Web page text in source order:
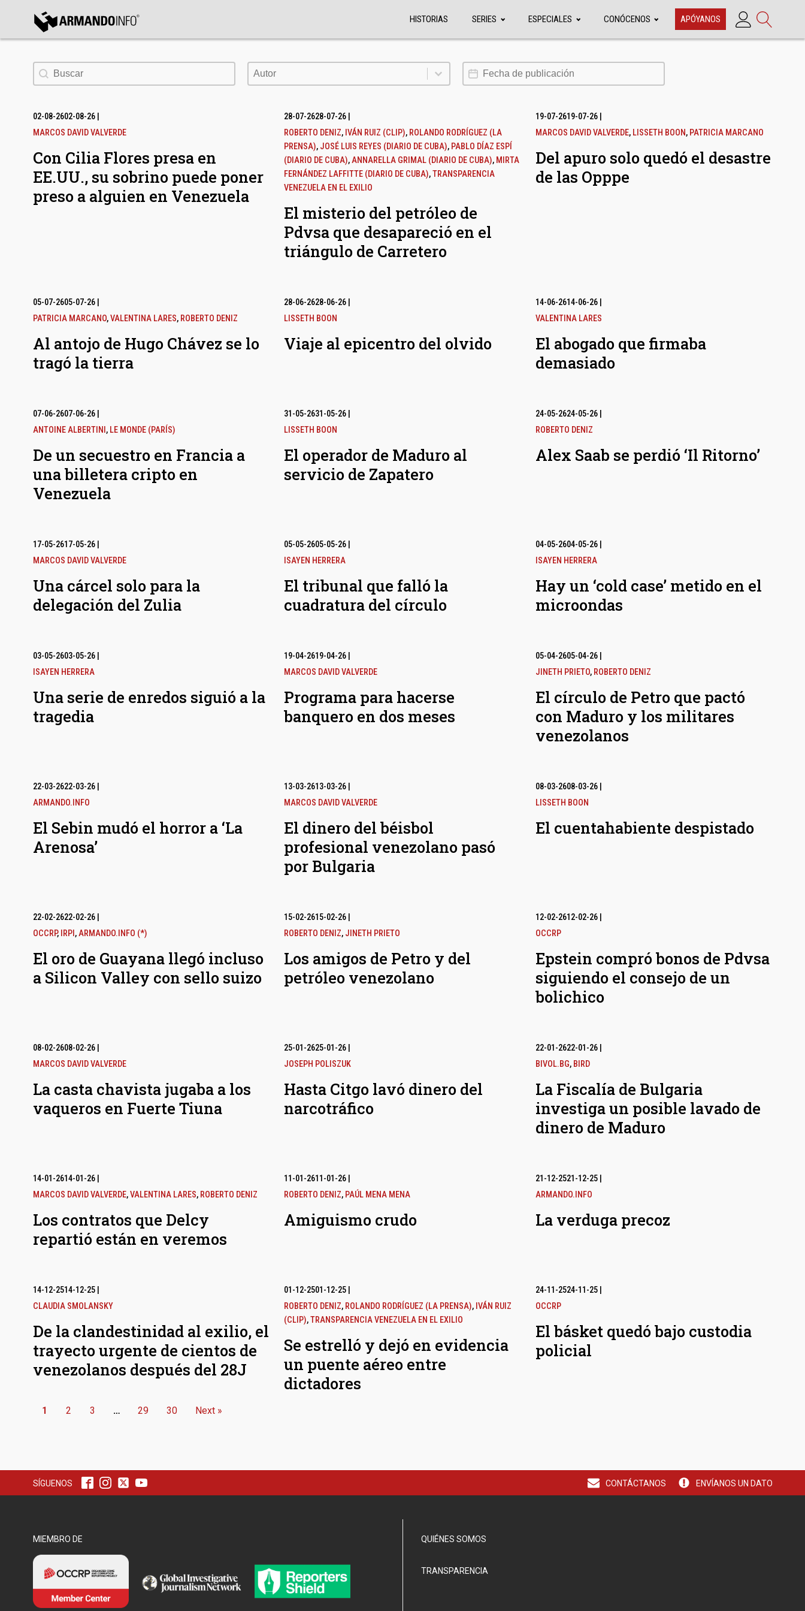
HISTORIAS SERIES ESPECIALES CONÓCENOS APÓYANOS
Buscar Autor
Autor Fecha de publicación
02-08-2602-08-26|
MARCOS DAVID VALVERDE
Con Cilia Flores presa en
EE.UU., su sobrino puede poner
preso a alguien en Venezuela
28-07-2628-07-26
ROBERTO DENIZ, IVÁN RUIZ (CLIP), ROLANDO RODRÍGUEZ (LA
PRENSA), JOSÉ LUIS REYES (DIARIO DE CUBA), PABLO DÍAZ ESPÍ
(DIARIO DE CUBA),ANNARELLA GRIMAL (DIARIO DE CUBA), MIRTA
FERNÁNDEZ LAFFITTE (DIARIO DE CUBA),TRANSPARENCIA
VENEZUELA EN EL EXILIO
El misterio del petróleo de
Pdvsa que desapareció en el
triángulo de Carretero
19-07-2619-07-26|
MARCOS DAVID VALVERDE, LISSETH BOON, PATRICIA MARCANO
Del apuro solo quedó el desastre
de las Opppe
05-07-2605-07-26|
PATRICIA MARCANO,VALENTINA LARES, ROBERTO DENIZ
Al antojo de Hugo Chávez se lo
tragó la tierra
28-06-2628-06-26
LISSETH BOON
Viaje al epicentro del olvido
14-06-2614-06-26|
VALENTINA LARES
El abogado que firmaba
demasiado
07-06-2607-06-26|
ANTOINE ALBERTINI , LE MONDE (PARÍS)
De un secuestro en Francia a
una billetera cripto en
Venezuela
31-05-2631-05-26
LISSETH BOON
El operador de Maduro al
servicio de Zapatero
24-05-2624-05-26|
ROBERTO DENIZ
Alex Saab se perdió ‘Il Ritorno’
17-05-2617-05-26|
MARCOS DAVID VALVERDE
Una cárcel solo para la
delegación del Zulia
05-05-2605-05-26
ISAYEN HERRERA
El tribunal que falló la
cuadratura del círculo
04-05-2604-05-26|
ISAYEN HERRERA
Hay un ‘cold case’ metido en el
microondas
03-05-2603-05-26|
ISAYEN HERRERA
Una serie de enredos siguió a la
tragedia
19-04-2619-04-26
MARCOS DAVID VALVERDE
Programa para hacerse
banquero en dos meses
05-04-2605-04-26|
JINETH PRIETO, ROBERTO DENIZ
El círculo de Petro que pactó
con Maduro y los militares
venezolanos
22-03-2622-03-26|
ARMANDO.INFO
El Sebin mudó el horror a ‘La
Arenosa’
13-03-2613-03-26
MARCOS DAVID VALVERDE
El dinero del béisbol
profesional venezolano pasó
por Bulgaria
08-03-2608-03-26|
LISSETH BOON
El cuentahabiente despistado
22-02-2622-02-26|
OCCRP, IRPI ,ARMANDO.INFO (*)
El oro de Guayana llegó incluso
a Silicon Valley con sello suizo
15-02-2615-02-26
ROBERTO DENIZ, JINETH PRIETO
Los amigos de Petro y del
petróleo venezolano
12-02-2612-02-26|
OCCRP
Epstein compró bonos de Pdvsa
siguiendo el consejo de un
bolichico
08-02-2608-02-26|
MARCOS DAVID VALVERDE
La casta chavista jugaba a los
vaqueros en Fuerte Tiuna
25-01-2625-01-26
JOSEPH POLISZUK
Hasta Citgo lavó dinero del
narcotráfico
22-01-2622-01-26|
BIVOL.BG, BIRD
La Fiscalía de Bulgaria
investiga un posible lavado de
dinero de Maduro
14-01-2614-01-26|
MARCOS DAVID VALVERDE,VALENTINA LARES, ROBERTO DENIZ
Los contratos que Delcy
repartió están en veremos
11-01-2611-01-26
ROBERTO DENIZ, PAÚL MENA MENA
Amiguismo crudo
21-12-2521-12-25|
ARMANDO.INFO
La verduga precoz
14-12-2514-12-25|
CLAUDIA SMOLANSKY
De la clandestinidad al exilio, el
trayecto urgente de cientos de
venezolanos después del 28J
01-12-2501-12-25
ROBERTO DENIZ, ROLANDO RODRÍGUEZ (LA PRENSA), IVÁN RUIZ
(CLIP),TRANSPARENCIA VENEZUELA EN EL EXILIO
Se estrelló y dejó en evidencia
un puente aéreo entre
dictadores
24-11-2524-11-25|
OCCRP
El básket quedó bajo custodia
policial
1 2 3 … 29 30 Next »
SÍGUENOS CONTÁCTANOS ENVÍANOS UN DATO
MIEMBRO DE QUIÉNES SOMOS
TRANSPARENCIA